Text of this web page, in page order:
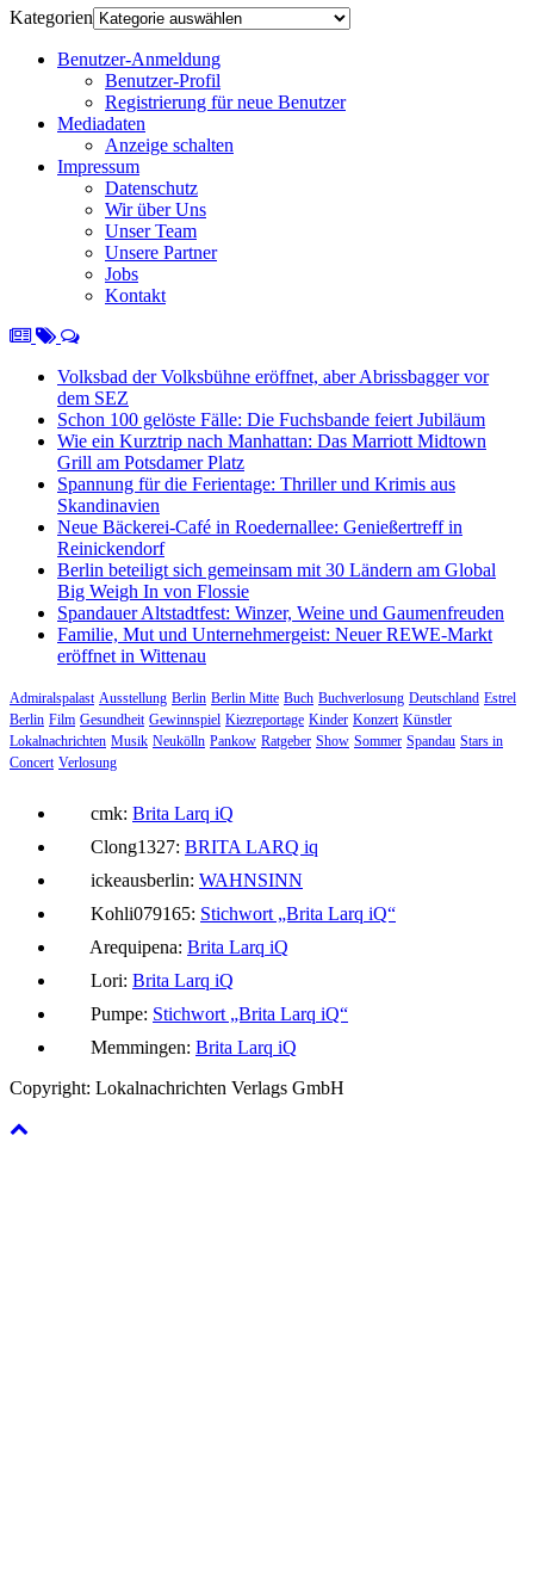
Kategorien
Benutzer-Anmeldung
Benutzer-Profil
Registrierung für neue Benutzer
Mediadaten
Anzeige schalten
Impressum
Datenschutz
Wir über Uns
Unser Team
Unsere Partner
Jobs
Kontakt
Volksbad der Volksbühne eröffnet, aber Abrissbagger vor
dem SEZ
Schon 100 gelöste Fälle: Die Fuchsbande feiert Jubiläum
Wie ein Kurztrip nach Manhattan: Das Marriott Midtown
Grill am Potsdamer Platz
Spannung für die Ferientage: Thriller und Krimis aus
Skandinavien
Neue Bäckerei-Café in Roedernallee: Genießertreff in
Reinickendorf
Berlin beteiligt sich gemeinsam mit 30 Ländern am Global
Big Weigh In von Flossie
Spandauer Altstadtfest: Winzer, Weine und Gaumenfreuden
Familie, Mut und Unternehmergeist: Neuer REWE-Markt
eröffnet in Wittenau
Admiralspalast Ausstellung Berlin Berlin Mitte Buch Buchverlosung Deutschland Estrel
Berlin Film Gesundheit Gewinnspiel Kiezreportage Kinder Konzert Künstler
Lokalnachrichten Musik Neukölln Pankow Ratgeber Show Sommer Spandau Stars in
Concert Verlosung
cmk: Brita Larq iQ
Clong1327: BRITA LARQ iq
ickeausberlin: WAHNSINN
Kohli079165: Stichwort „Brita Larq iQ“
Arequipena: Brita Larq iQ
Lori: Brita Larq iQ
Pumpe: Stichwort „Brita Larq iQ“
Memmingen: Brita Larq iQ
Copyright: Lokalnachrichten Verlags GmbH